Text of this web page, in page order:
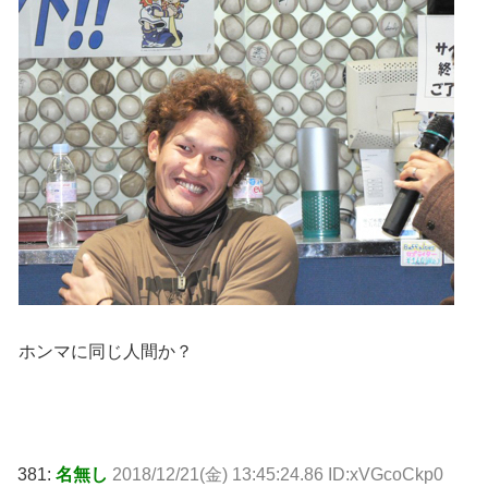
ホンマに同じ人間か？
381: 名無し 2018/12/21(金) 13:45:24.86 ID:xVGcoCkp0